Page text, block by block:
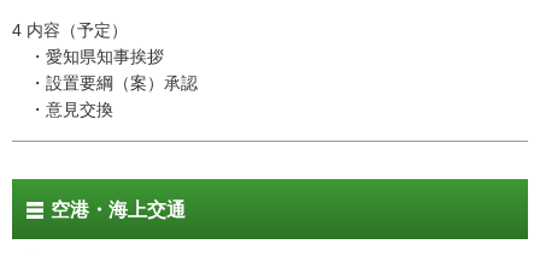
4 内容（予定）
・愛知県知事挨拶
・設置要綱（案）承認
・意見交換
空港・海上交通